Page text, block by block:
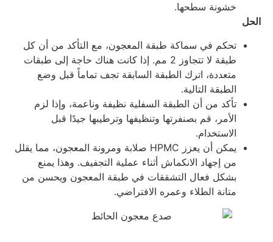
خشونة سطحها.
تحكم في سماكة طبقة المعجون، مع التأكد من أن كل
طبقة لا تتجاوز 2 مم. إذا كانت هناك حاجة إلى طبقات
متعددة، اترك الطبقة السابقة تجف تماماً قبل وضع
الطبقة التالية.
تأكد من أن الطبقة السفلية نظيفة وناعمة، وإذا لزم
الأمر، قم بصنفرتها وتنظيفها وترطيبها جيدًا قبل
الاستخدام.
يمكن أن يعزز HPMC صلابة ومرونة المعجون، مما يقلل
من إجهاد الانكماش أثناء عملية التجفيف. وهذا يمنع
بشكل فعال التشققات في طبقة المعجون ويحسن من
متانة الطلاء وعمره الافتراضي.